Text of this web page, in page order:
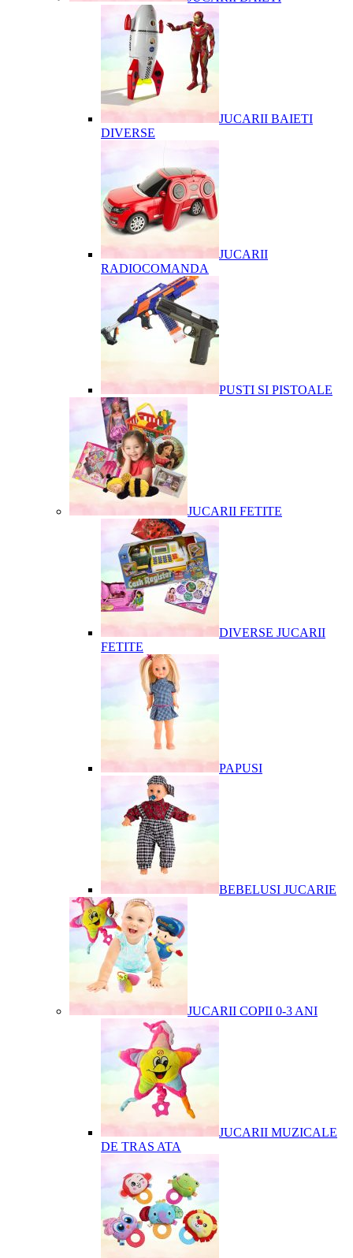
JUCARII BAIETI
DIVERSE
JUCARII
RADIOCOMANDA
PUSTI SI PISTOALE
JUCARII FETITE
DIVERSE JUCARII
FETITE
PAPUSI
BEBELUSI JUCARIE
JUCARII COPII 0-3 ANI
JUCARII MUZICALE
DE TRAS ATA